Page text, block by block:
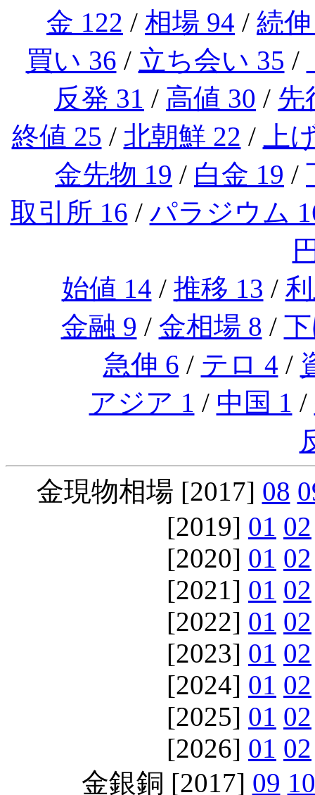
金 122 / 相場 94 / 続
買い 36 / 立ち会い 35 /
反発 31 / 高値 30 / 先
終値 25 / 北朝鮮 22 /
上
金先物 19 / 白金 19 /
取引所 16 / パラジウム
始値 14 / 推移 13 /
金融 9 / 金相場 8 /
急伸 6 / テロ 4 /
アジア 1 / 中国 1 /
金現物相場 [2017] 08
[2019] 01 02
[2020] 01 02
[2021] 01 02
[2022] 01 02
[2023] 01 02
[2024] 01 02
[2025] 01 02
[2026] 01 02
金銀銅 [2017] 09 10